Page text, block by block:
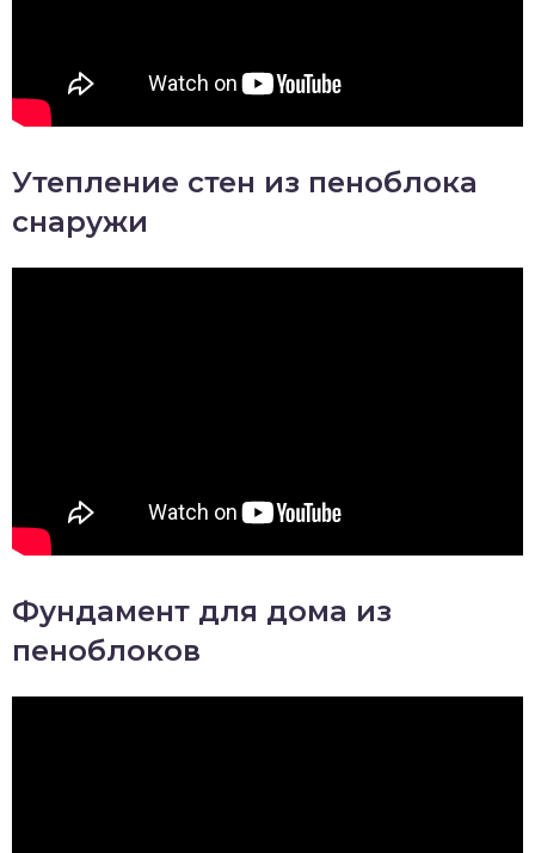
Утепление стен из пеноблока
снаружи
Фундамент для дома из
пеноблоков